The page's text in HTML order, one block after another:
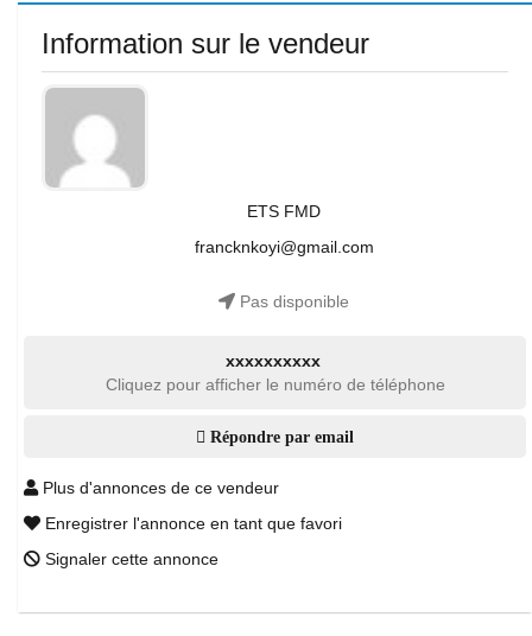
Information sur le vendeur
ETS FMD
francknkoyi@gmail.com
Pas disponible
xxxxxxxxxx
Cliquez pour afficher le numéro de téléphone
Répondre par email
Plus d'annonces de ce vendeur
Enregistrer l'annonce en tant que favori
Signaler cette annonce